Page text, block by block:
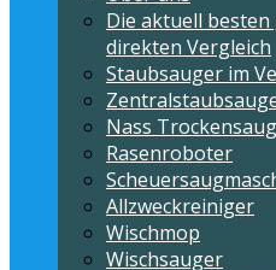
Die aktuell
direkten Vergleich
Staubsauger im
Nass
Rasenroboter
Allzweckreiniger
Wischmop
Wischsauger